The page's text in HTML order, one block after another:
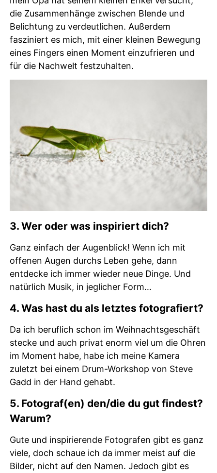
die Zusammenhänge zwischen Blende und
Belichtung zu verdeutlichen. Außerdem
fasziniert es mich, mit einer kleinen Bewegung
eines Fingers einen Moment einzufrieren und
für die Nachwelt festzuhalten.
3. Wer oder was inspiriert dich?
Ganz einfach der Augenblick! Wenn ich mit
offenen Augen durchs Leben gehe, dann
entdecke ich immer wieder neue Dinge. Und
natürlich Musik, in jeglicher Form…
4. Was hast du als letztes fotografiert?
Da ich beruflich schon im Weihnachtsgeschäft
stecke und auch privat enorm viel um die Ohren
im Moment habe, habe ich meine Kamera
zuletzt bei einem Drum-Workshop von Steve
Gadd in der Hand gehabt.
5. Fotograf(en) den/die du gut findest?
Warum?
Gute und inspirierende Fotografen gibt es ganz
viele, doch schaue ich da immer meist auf die
Bilder, nicht auf den Namen. Jedoch gibt es